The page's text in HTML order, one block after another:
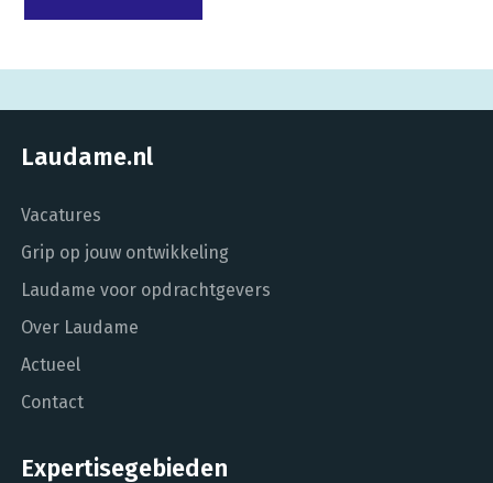
Laudame.nl
Vacatures
Grip op jouw ontwikkeling
Laudame voor opdrachtgevers
Over Laudame
Actueel
Contact
Expertisegebieden